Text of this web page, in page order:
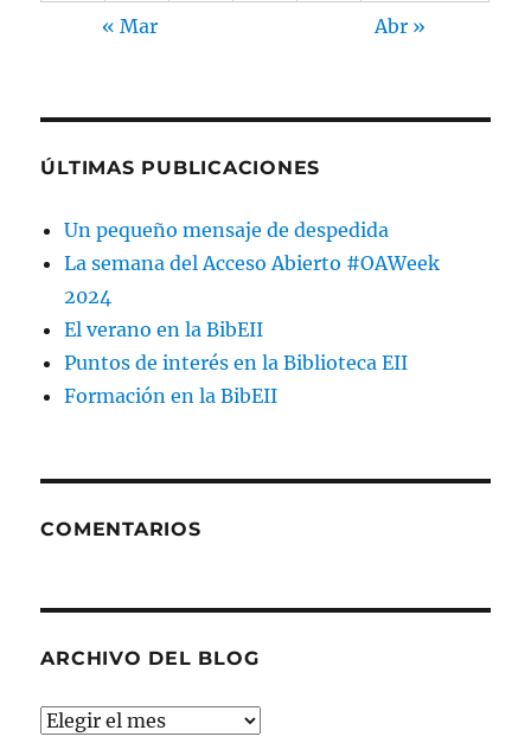
« Mar Abr »
ÚLTIMAS PUBLICACIONES
Un pequeño mensaje de despedida
La semana del Acceso Abierto #OAWeek
2024
El verano en la BibEII
Puntos de interés en la Biblioteca EII
Formación en la BibEII
COMENTARIOS
ARCHIVO DEL BLOG
Archivo